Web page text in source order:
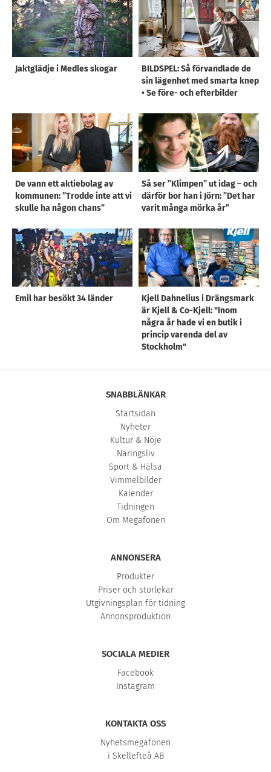
Jaktglädje i Medles skogar
BILDSPEL: Så förvandlade de
sin lägenhet med smarta knep
• Se före- och efterbilder
De vann ett aktiebolag av
kommunen: ”Trodde inte att vi
skulle ha någon chans”
Så ser ”Klimpen” ut idag – och
därför bor han i Jörn: ”Det har
varit många mörka år”
Emil har besökt 34 länder
Kjell Dahnelius i Drängsmark
är Kjell & Co-Kjell: "Inom
några år hade vi en butik i
princip varenda del av
Stockholm"
SNABBLÄNKAR
Startsidan
Nyheter
Kultur & Nöje
Näringsliv
Sport & Hälsa
Vimmelbilder
Kalender
Tidningen
Om Megafonen
ANNONSERA
Produkter
Priser och storlekar
Utgivningsplan för tidning
Annonsproduktion
SOCIALA MEDIER
Facebook
Instagram
KONTAKTA OSS
Nyhetsmegafonen
i Skellefteå AB